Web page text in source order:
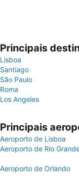
Principais
Lisboa
Santiago
São Paulo
Roma
Los Angeles
Principais
Aeroporto de Lisboa
Aeroporto de Rio
Aeroporto de Orlando